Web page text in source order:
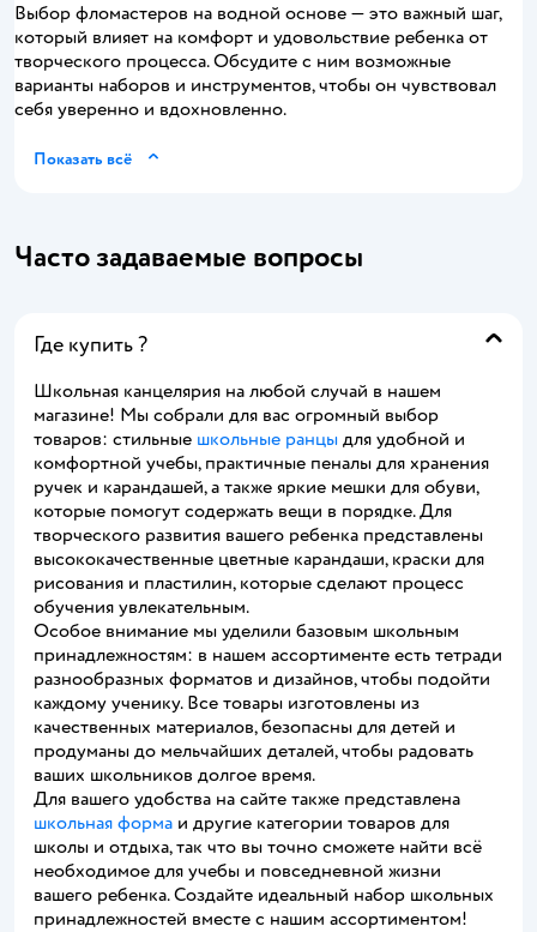
Выбор фломастеров на водной основе — это важный шаг,
который влияет на комфорт и удовольствие ребенка от
творческого процесса. Обсудите с ним возможные
варианты наборов и инструментов, чтобы он чувствовал
себя уверенно и вдохновленно.
Показать всё
Часто задаваемые вопросы
Где купить ?
Школьная канцелярия на любой случай в нашем
магазине! Мы собрали для вас огромный выбор
товаров: стильные школьные ранцы для удобной и
комфортной учебы, практичные пеналы для хранения
ручек и карандашей, а также яркие мешки для обуви,
которые помогут содержать вещи в порядке. Для
творческого развития вашего ребенка представлены
высококачественные цветные карандаши, краски для
рисования и пластилин, которые сделают процесс
обучения увлекательным.
Особое внимание мы уделили базовым школьным
принадлежностям: в нашем ассортименте есть тетради
разнообразных форматов и дизайнов, чтобы подойти
каждому ученику. Все товары изготовлены из
качественных материалов, безопасны для детей и
продуманы до мельчайших деталей, чтобы радовать
ваших школьников долгое время.
Для вашего удобства на сайте также представлена
школьная форма и другие категории товаров для
школы и отдыха, так что вы точно сможете найти всё
необходимое для учебы и повседневной жизни
вашего ребенка. Создайте идеальный набор школьных
принадлежностей вместе с нашим ассортиментом!